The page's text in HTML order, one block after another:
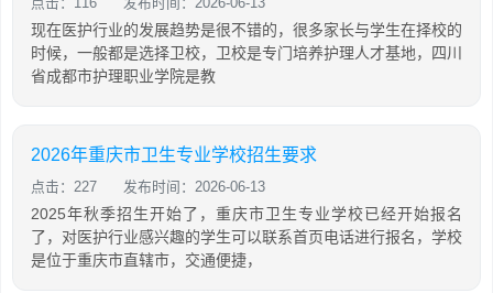
现在医护行业的发展趋势是很不错的，很多家长与学生在择校的
时候，一般都是选择卫校，卫校是专门培养护理人才基地，四川
省成都市护理职业学院是教
2026年重庆市卫生专业学校招生要求
点击：227 发布时间：2026-06-13
2025年秋季招生开始了，重庆市卫生专业学校已经开始报名
了，对医护行业感兴趣的学生可以联系首页电话进行报名，学校
是位于重庆市直辖市，交通便捷，